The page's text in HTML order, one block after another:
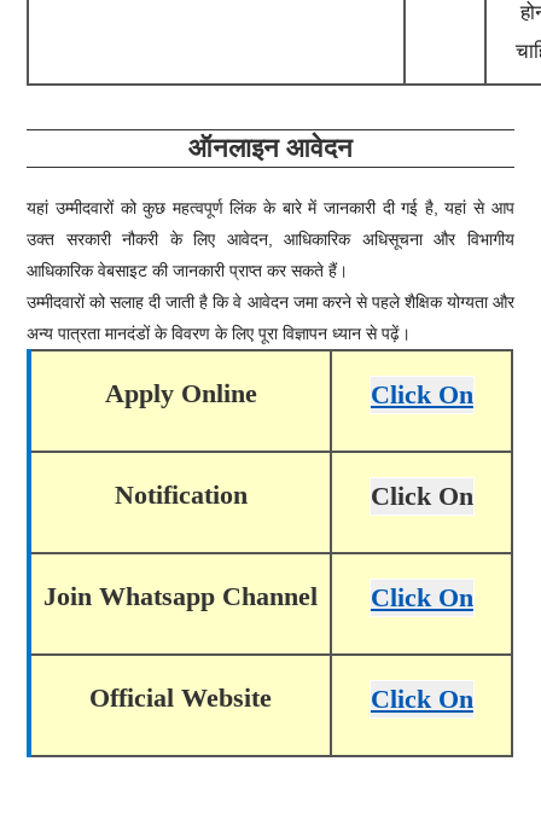
ऑनलाइन आवेदन
यहां उम्मीदवारों को कुछ महत्वपूर्ण लिंक के बारे में जानकारी दी गई है, यहां से आप
उक्त सरकारी नौकरी के लिए आवेदन, आधिकारिक अधिसूचना और विभागीय
आधिकारिक वेबसाइट की जानकारी प्राप्त कर सकते हैं।
उम्मीदवारों को सलाह दी जाती है कि वे आवेदन जमा करने से पहले शैक्षिक योग्यता और
अन्य पात्रता मानदंडों के विवरण के लिए पूरा विज्ञापन ध्यान से पढ़ें।
Apply Online Click On
Notification Click On
Join Whatsapp Channel Click On
Official Website Click On